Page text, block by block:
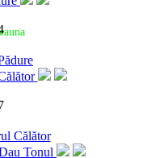
Călător